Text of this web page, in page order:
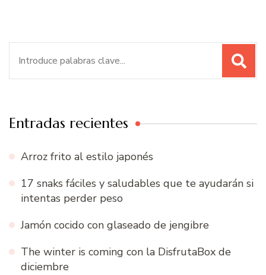
Entradas recientes
Arroz frito al estilo japonés
17 snaks fáciles y saludables que te ayudarán si
intentas perder peso
Jamón cocido con glaseado de jengibre
The winter is coming con la DisfrutaBox de
diciembre